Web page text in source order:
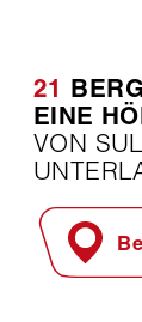
21
EINE
VON